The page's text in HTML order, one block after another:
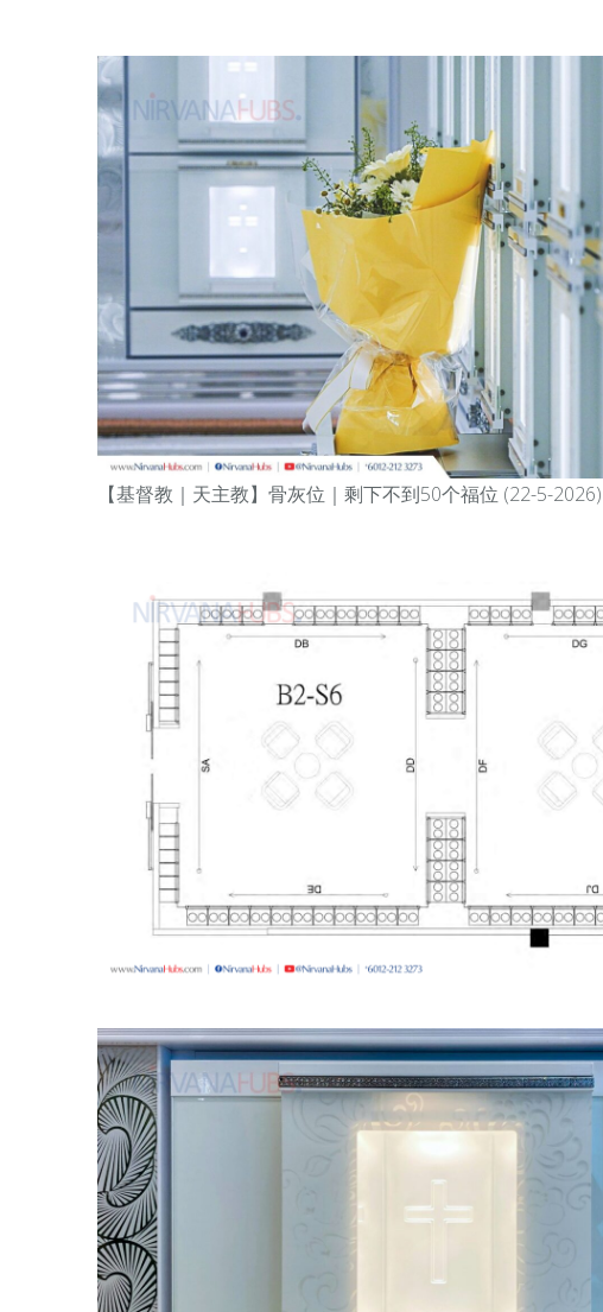
【基督教｜天主教】骨灰位｜剩下不到50个福位 (22-5-2026)